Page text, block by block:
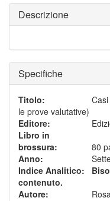
Descrizione
Specifiche
Titolo:
le prove valutative)
Editore:
Libro in
brossura:
80
Anno:
Indice Analitico:
contenuto.
Autore: